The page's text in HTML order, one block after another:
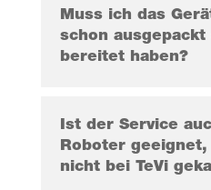
Muss ich das
schon
be­rei­tet haben?
Ist der Ser­vice
Robo­ter geeig­net,
nicht bei TeVi